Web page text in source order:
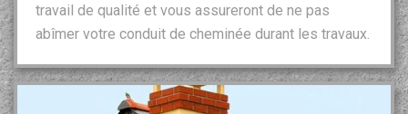
travail de qualité et vous assureront de ne pas
abîmer votre conduit de cheminée durant les travaux.